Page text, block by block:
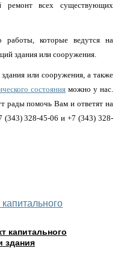
ремонт всех существующих
работы, которые ведутся на
здания или сооружения.
или сооружения, а также
состоянияможно у нас.
рады помочь Вам и ответят на
(343) 328-45-06 и +7 (343) 328-
капитального
здания